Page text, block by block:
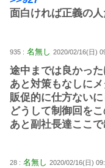
面白ければ正義の
935 : 名無し 2020/02/16(日)
途中までは良かっ
あと対策もなしに
販促的に仕方ないに
どうして制御回を
あと副社長達ここ
28 : 名無し 2020/02/16(日)